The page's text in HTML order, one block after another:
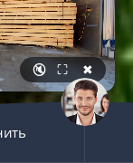
🔇 ⛶ ✖